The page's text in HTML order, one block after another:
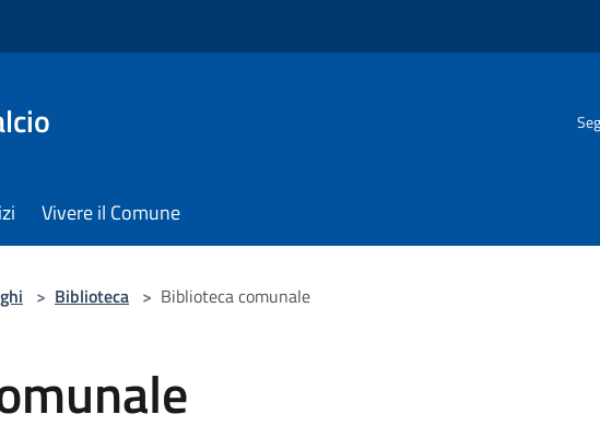
Vivere il Comune
> Biblioteca > Biblioteca comunale